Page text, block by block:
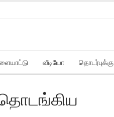
வீடியோ தொடர்புக்கு